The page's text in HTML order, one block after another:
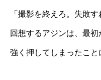
「撮影を終えろ。失敗
回想するアジンは、最
強く押してしまったこと